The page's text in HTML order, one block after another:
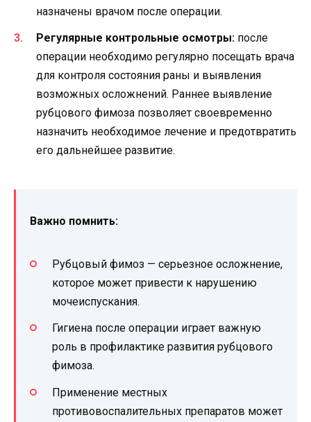
назначены врачом после операции.
Регулярные контрольные осмотры: после
операции необходимо регулярно посещать врача
для контроля состояния раны и выявления
возможных осложнений. Раннее выявление
рубцового фимоза позволяет своевременно
назначить необходимое лечение и предотвратить
его дальнейшее развитие.
Важно помнить:
Рубцовый фимоз — серьезное осложнение,
которое может привести к нарушению
мочеиспускания.
Гигиена после операции играет важную
роль в профилактике развития рубцового
фимоза.
Применение местных
противовоспалительных препаратов может